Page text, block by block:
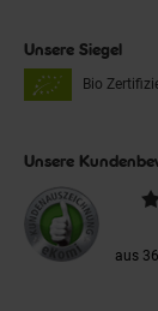
Unsere Siegel
Bio
Unsere
aus